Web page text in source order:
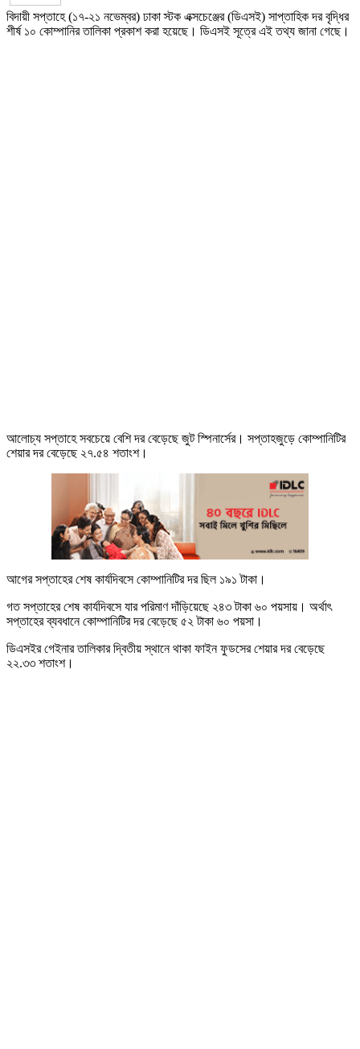
বিদায়ী সপ্তাহে (১৭-২১ নভেম্বর) ঢাকা স্টক এক্সচেঞ্জের (ডিএসই) সাপ্তাহিক দর বৃদ্ধির
শীর্ষ ১০ কোম্পানির তালিকা প্রকাশ করা হয়েছে। ডিএসই সূত্রে এই তথ্য জানা গেছে।
আলোচ্য সপ্তাহে সবচেয়ে বেশি দর বেড়েছে জুট স্পিনার্সের। সপ্তাহজুড়ে কোম্পানিটির
শেয়ার দর বেড়েছে ২৭.৫৪ শতাংশ।
আগের সপ্তাহের শেষ কার্যদিবসে কোম্পানিটির দর ছিল ১৯১ টাকা।
গত সপ্তাহের শেষ কার্যদিবসে যার পরিমাণ দাঁড়িয়েছে ২৪৩ টাকা ৬০ পয়সায়। অর্থাৎ
সপ্তাহের ব্যবধানে কোম্পানিটির দর বেড়েছে ৫২ টাকা ৬০ পয়সা।
ডিএসইর গেইনার তালিকার দ্বিতীয় স্থানে থাকা ফাইন ফুডসের শেয়ার দর বেড়েছে
২২.৩৩ শতাংশ।